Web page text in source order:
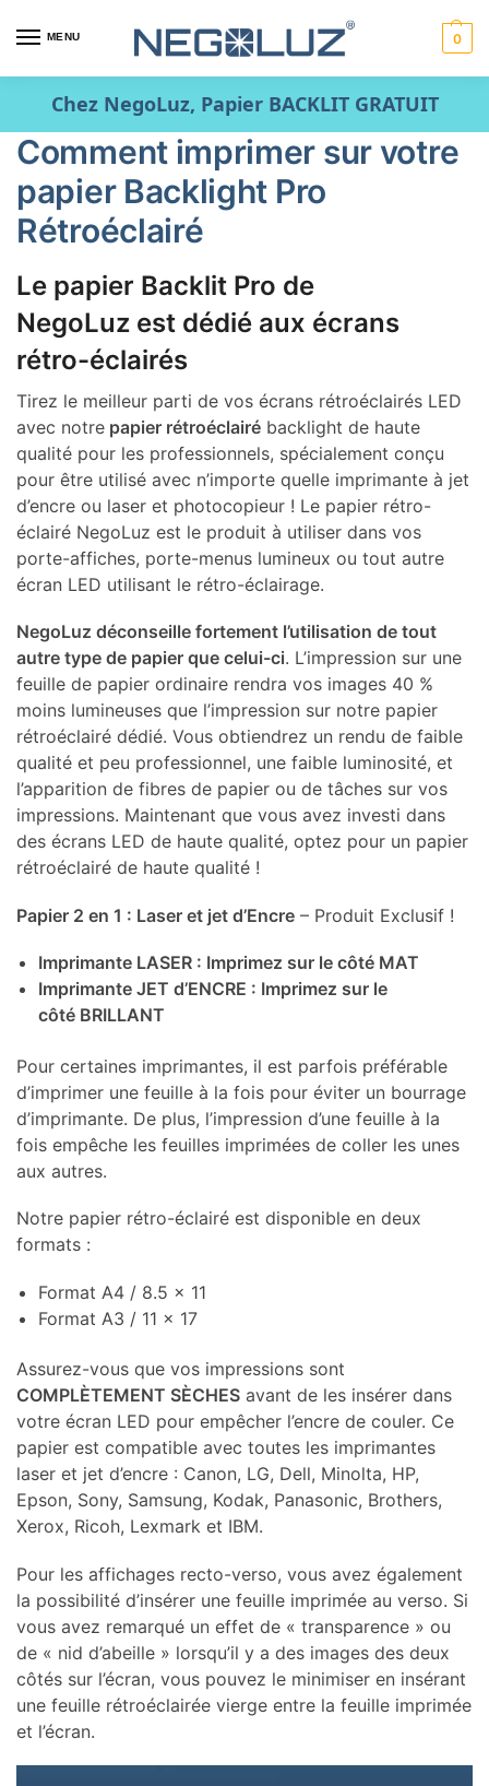
MENU 0
Chez NegoLuz, Papier BACKLIT GRATUIT
Comment imprimer sur votre
papier Backlight Pro
Rétroéclairé
Le papier Backlit Pro de
NegoLuz est dédié aux écrans
rétro-éclairés
Tirez le meilleur parti de vos écrans rétroéclairés LED
avec notre papier rétroéclairé backlight de haute
qualité pour les professionnels, spécialement conçu
pour être utilisé avec n’importe quelle imprimante à jet
d’encre ou laser et photocopieur ! Le papier rétro-
éclairé NegoLuz est le produit à utiliser dans vos
porte-affiches, porte-menus lumineux ou tout autre
écran LED utilisant le rétro-éclairage.
NegoLuz déconseille fortement l’utilisation de tout
autre type de papier que celui-ci. L’impression sur une
feuille de papier ordinaire rendra vos images 40 %
moins lumineuses que l’impression sur notre papier
rétroéclairé dédié. Vous obtiendrez un rendu de faible
qualité et peu professionnel, une faible luminosité, et
l’apparition de fibres de papier ou de tâches sur vos
impressions. Maintenant que vous avez investi dans
des écrans LED de haute qualité, optez pour un papier
rétroéclairé de haute qualité !
Papier 2 en 1 : Laser et jet d’Encre – Produit Exclusif !
Imprimante LASER : Imprimez sur le côté MAT
Imprimante JET d’ENCRE : Imprimez sur le
côté BRILLANT
Pour certaines imprimantes, il est parfois préférable
d’imprimer une feuille à la fois pour éviter un bourrage
d’imprimante. De plus, l’impression d’une feuille à la
fois empêche les feuilles imprimées de coller les unes
aux autres.
Notre papier rétro-éclairé est disponible en deux
formats :
Format A4 / 8.5 x 11
Format A3 / 11 x 17
Assurez-vous que vos impressions sont
COMPLÈTEMENT SÈCHES avant de les insérer dans
votre écran LED pour empêcher l’encre de couler. Ce
papier est compatible avec toutes les imprimantes
laser et jet d’encre : Canon, LG, Dell, Minolta, HP,
Epson, Sony, Samsung, Kodak, Panasonic, Brothers,
Xerox, Ricoh, Lexmark et IBM.
Pour les affichages recto-verso, vous avez également
la possibilité d’insérer une feuille imprimée au verso. Si
vous avez remarqué un effet de « transparence » ou
de « nid d’abeille » lorsqu’il y a des images des deux
côtés sur l’écran, vous pouvez le minimiser en insérant
une feuille rétroéclairée vierge entre la feuille imprimée
et l’écran.